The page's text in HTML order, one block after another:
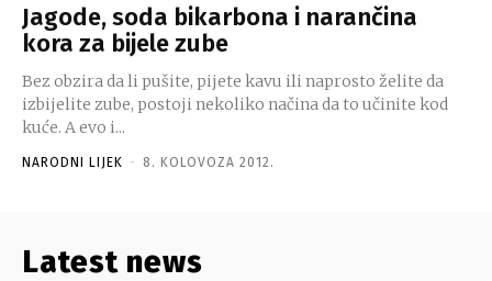
Jagode, soda bikarbona i narančina
kora za bijele zube
Bez obzira da li pušite, pijete kavu ili naprosto želite da
izbijelite zube, postoji nekoliko načina da to učinite kod
kuće. A evo i...
NARODNI LIJEK - 8. KOLOVOZA 2012.
Latest news